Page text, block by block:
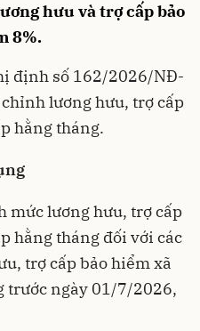
hưu và trợ cấp bảo
8%.
định số 162/2026/NĐ-
lương hưu, trợ cấp
hằng tháng.
mức lương hưu, trợ cấp
hằng tháng đối với các
trợ cấp bảo hiểm xã
trước ngày 01/7/2026,